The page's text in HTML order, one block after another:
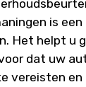
is
Het helpt u
dat uw
vereisten en